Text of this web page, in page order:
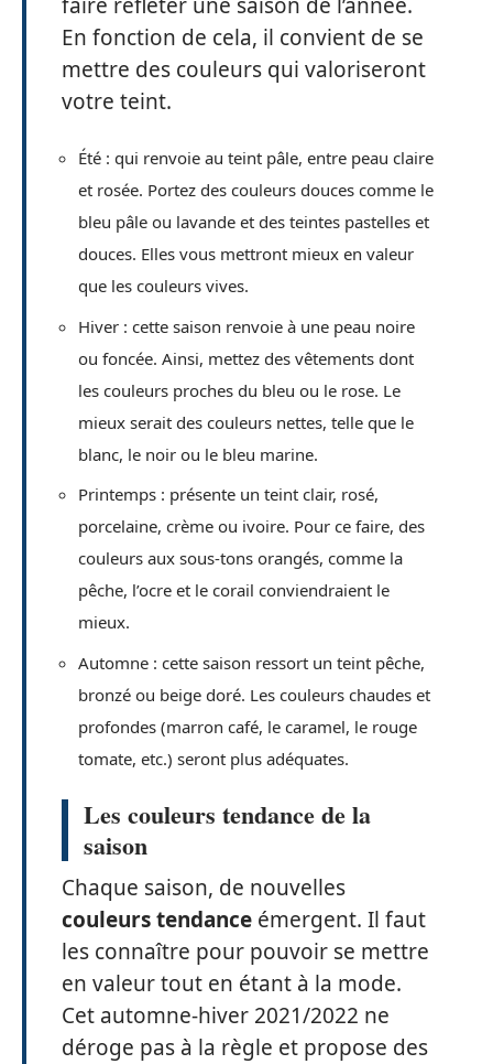
En fonction de cela, il convient de se
mettre des couleurs qui valoriseront
votre teint.
Été : qui renvoie au teint pâle, entre peau claire
et rosée. Portez des couleurs douces comme le
bleu pâle ou lavande et des teintes pastelles et
douces. Elles vous mettront mieux en valeur
que les couleurs vives.
Hiver : cette saison renvoie à une peau noire
ou foncée. Ainsi, mettez des vêtements dont
les couleurs proches du bleu ou le rose. Le
mieux serait des couleurs nettes, telle que le
blanc, le noir ou le bleu marine.
Printemps : présente un teint clair, rosé,
porcelaine, crème ou ivoire. Pour ce faire, des
couleurs aux sous-tons orangés, comme la
pêche, l’ocre et le corail conviendraient le
mieux.
Automne : cette saison ressort un teint pêche,
bronzé ou beige doré. Les couleurs chaudes et
profondes (marron café, le caramel, le rouge
tomate, etc.) seront plus adéquates.
Les couleurs tendance de la
saison
Chaque saison, de nouvelles
couleurs tendance émergent. Il faut
les connaître pour pouvoir se mettre
en valeur tout en étant à la mode.
Cet automne-hiver 2021/2022 ne
déroge pas à la règle et propose des